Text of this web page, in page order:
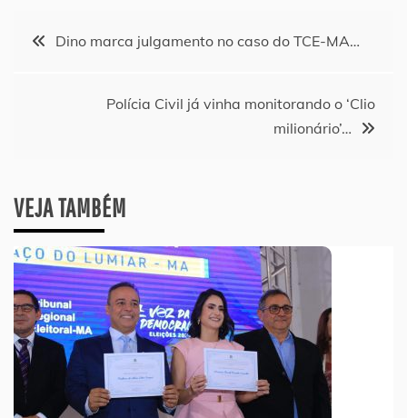
Navegação
Dino marca julgamento no caso do TCE-MA…
Polícia Civil já vinha monitorando o ‘Clio
milionário’…
VEJA TAMBÉM